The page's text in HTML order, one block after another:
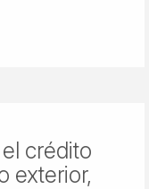
crédito
exterior,